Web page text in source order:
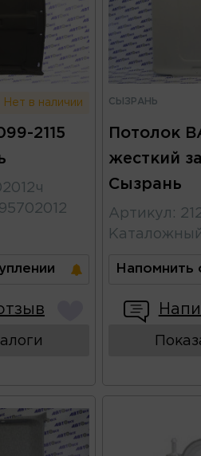
Нет в наличии
2115
СЫЗРАНЬ
Потолок
жесткий
Сызрань
Артикул :
Напомнить